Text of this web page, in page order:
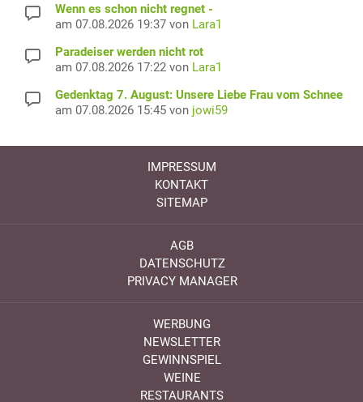
Wenn es schon nicht regnet -
am 07.08.2026 19:37 von Lara1
Paradeiser werden nicht rot
am 07.08.2026 17:22 von Lara1
Gedenktag 7. August: Unsere Liebe Frau vom Schnee
am 07.08.2026 15:45 von jowi59
IMPRESSUM
KONTAKT
SITEMAP
AGB
DATENSCHUTZ
PRIVACY MANAGER
WERBUNG
NEWSLETTER
GEWINNSPIEL
WEINE
RESTAURANTS